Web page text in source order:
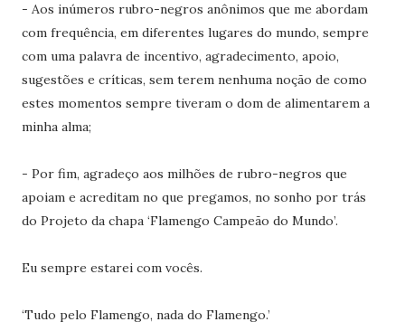
- Aos inúmeros rubro-negros anônimos que me abordam
com frequência, em diferentes lugares do mundo, sempre
com uma palavra de incentivo, agradecimento, apoio,
sugestões e críticas, sem terem nenhuma noção de como
estes momentos sempre tiveram o dom de alimentarem a
minha alma;
- Por fim, agradeço aos milhões de rubro-negros que
apoiam e acreditam no que pregamos, no sonho por trás
do Projeto da chapa ‘Flamengo Campeão do Mundo’.
Eu sempre estarei com vocês.
‘Tudo pelo Flamengo, nada do Flamengo.’